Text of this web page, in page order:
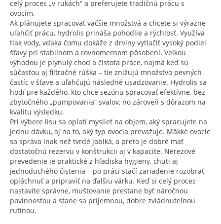
celý proces „v rukách“ a preferujete tradičnú prácu s
ovocím.
Ak plánujete spracovať väčšie množstvá a chcete si výrazne
uľahčiť prácu, hydrolis prináša pohodlie a rýchlosť. Využíva
tlak vody, vďaka čomu dokáže z drviny vytlačiť vysoký podiel
šťavy pri stabilnom a rovnomernom pôsobení. Veľkou
výhodou je plynulý chod a čistota práce, najmä keď sú
súčasťou aj filtračné rúška – tie znižujú množstvo pevných
častíc v šťave a uľahčujú následné usadzovanie. Hydrolis sa
hodí pre každého, kto chce sezónu spracovať efektívne, bez
zbytočného „pumpovania“ svalov, no zároveň s dôrazom na
kvalitu výsledku.
Pri výbere lisu sa oplatí myslieť na objem, aký spracujete na
jednu dávku, aj na to, aký typ ovocia prevažuje. Mäkké ovocie
sa správa inak než tvrdé jablká, a preto je dobré mať
dostatočnú rezervu v konštrukcii aj v kapacite. Nerezové
prevedenie je praktické z hľadiska hygieny, chuti aj
jednoduchého čistenia – po práci stačí zariadenie rozobrať,
opláchnuť a pripraviť na ďalšiu várku. Keď si celý proces
nastavíte správne, muštovanie prestane byť náročnou
povinnosťou a stane sa príjemnou, dobre zvládnuteľnou
rutinou.